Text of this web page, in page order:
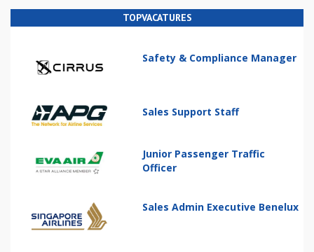
TOPVACATURES
Safety & Compliance Manager
Sales Support Staff
Junior Passenger Traffic
Officer
Sales Admin Executive Benelux